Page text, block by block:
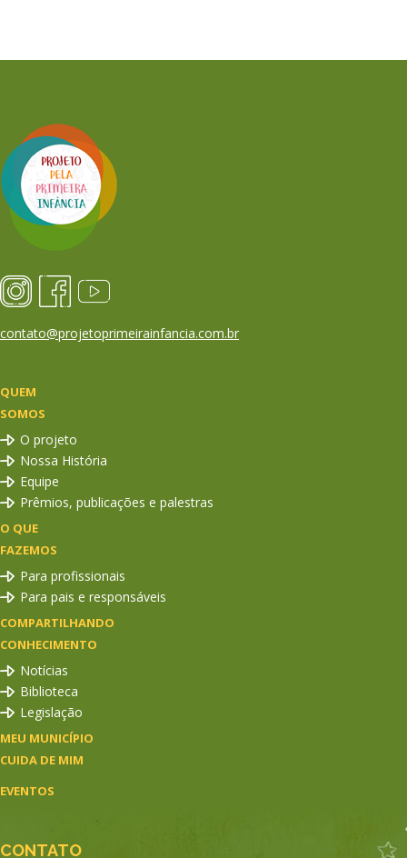
contato@projetoprimeirainfancia.com.br
QUEM
SOMOS
O projeto
Nossa História
Equipe
Prêmios, publicações e palestras
O QUE
FAZEMOS
Para profissionais
Para pais e responsáveis
COMPARTILHANDO
CONHECIMENTO
Notícias
Biblioteca
Legislação
MEU MUNICÍPIO
CUIDA DE MIM
EVENTOS
CONTATO